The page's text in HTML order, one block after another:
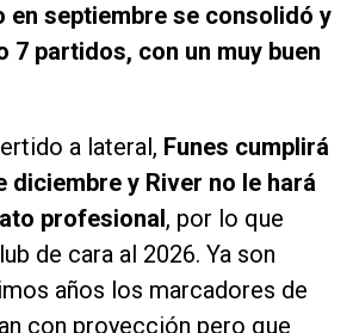
en septiembre se consolidó y
7 partidos, con un muy buen
a lateral, Funes cumplirá
diciembre y River no le hará
profesional , por lo que
de cara al 2026. Ya son
años los marcadores de
con proyección pero que